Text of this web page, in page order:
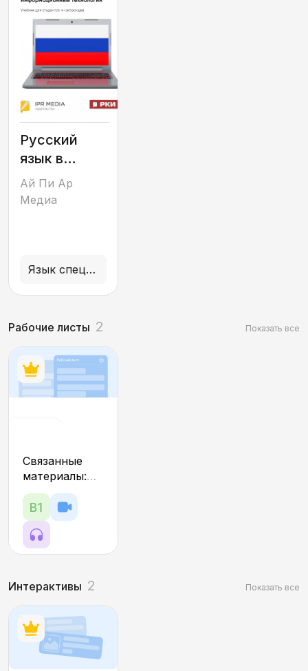
Русский
язык в
профессиональной
деятельности.
Ай Пи Ар
Медиа
Язык специальности
Рабочие листы 2 Показать все
Наука и
изобретения:
правда или
фейк?
Связанные
материалы:
тесты,
интерактивы,
игры,
презентация
Интерактивы 2 Показать все